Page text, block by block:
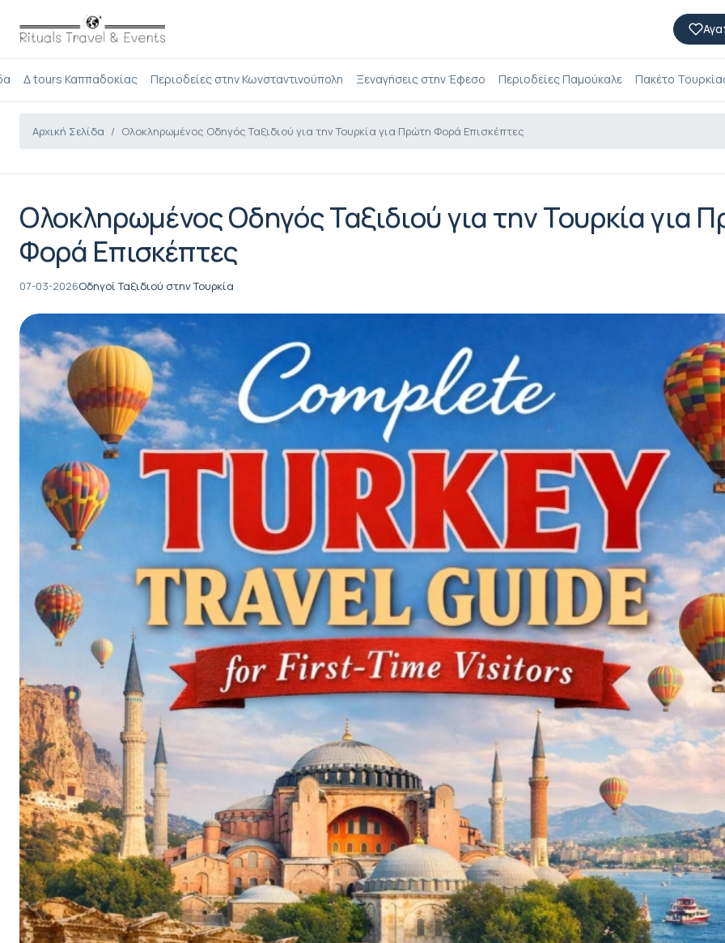
Δ tours Καππαδοκίας Περιοδείες στην Κωνσταντινούπολη Ξεναγήσεις στην Έφεσο Περιοδείες Παμούκαλε Πακέτο
Αρχική Σελίδα Ολοκληρωμένος Οδηγός Ταξιδιού για την Τουρκία για Πρώτη Φορά Επισκέπτες
Ολοκληρωμένος Οδηγός Ταξιδιού για την Τουρκία για
Φορά Επισκέπτες
07-03-2026Οδηγοί Ταξιδιού στην Τουρκία